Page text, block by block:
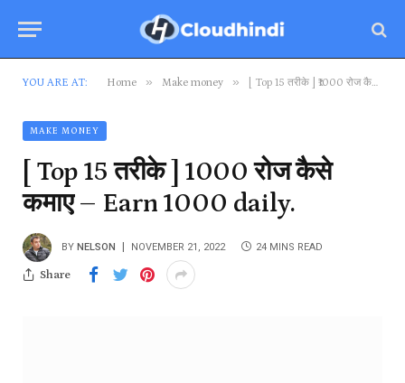
YOU ARE AT: Home » Make money » [ Top 15 तरीके ] ₹1000 रोज कैसे कमाए – Earn ₹1000 daily.
MAKE MONEY
[ Top 15 तरीके ] ₹1000 रोज कैसे
कमाए – Earn ₹1000 daily.
BY NELSON NOVEMBER 21, 2022 24 MINS READ
Share